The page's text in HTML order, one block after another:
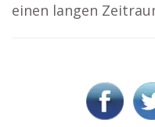
einen langen